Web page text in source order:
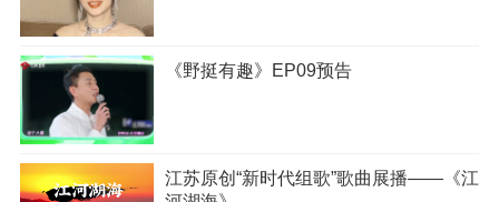
《野挺有趣》EP09预告
江苏原创“新时代组歌”歌曲展播——《江